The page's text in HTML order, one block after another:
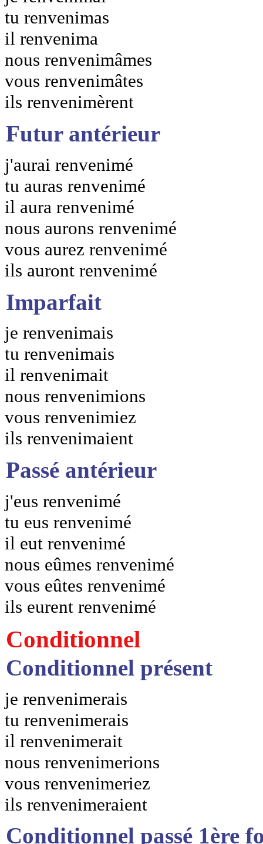
tu renvenimas
il renvenima
nous renvenimâmes
vous renvenimâtes
ils renvenimèrent
Futur antérieur
j'aurai renvenimé
tu auras renvenimé
il aura renvenimé
nous aurons renvenimé
vous aurez renvenimé
ils auront renvenimé
Imparfait
je renvenimais
tu renvenimais
il renvenimait
nous renvenimions
vous renvenimiez
ils renvenimaient
Passé antérieur
j'eus renvenimé
tu eus renvenimé
il eut renvenimé
nous eûmes renvenimé
vous eûtes renvenimé
ils eurent renvenimé
Conditionnel
Conditionnel présent
je renvenimerais
tu renvenimerais
il renvenimerait
nous renvenimerions
vous renvenimeriez
ils renvenimeraient
Conditionnel passé 1ère